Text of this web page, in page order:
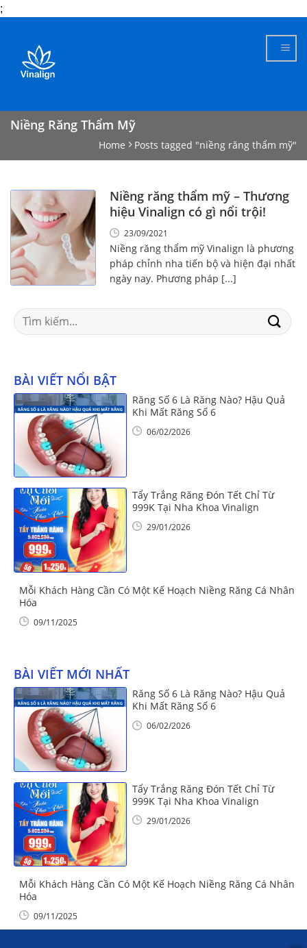
;
content
Niềng Răng Thẩm Mỹ
Home Posts tagged "niềng răng thẩm mỹ"
Niềng răng thẩm mỹ – Thương
hiệu Vinalign có gì nổi trội!
23/09/2021
Niềng răng thẩm mỹ Vinalign là phương
pháp chỉnh nha tiến bộ và hiện đại nhất
ngày nay. Phương pháp [...]
Search
for:
BÀI VIẾT NỔI BẬT
Răng Số 6 Là Răng Nào? Hậu Quả
Khi Mất Răng Số 6
06/02/2026
Tẩy Trắng Răng Đón Tết Chỉ Từ
999K Tại Nha Khoa Vinalign
29/01/2026
Mỗi Khách Hàng Cần Có Một Kế Hoạch Niềng Răng Cá Nhân
Hóa
09/11/2025
BÀI VIẾT MỚI NHẤT
Răng Số 6 Là Răng Nào? Hậu Quả
Khi Mất Răng Số 6
06/02/2026
Tẩy Trắng Răng Đón Tết Chỉ Từ
999K Tại Nha Khoa Vinalign
29/01/2026
Mỗi Khách Hàng Cần Có Một Kế Hoạch Niềng Răng Cá Nhân
Hóa
09/11/2025